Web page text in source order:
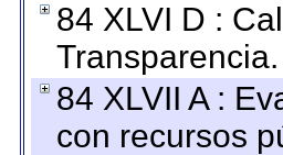
84 XLVI D :
Transparencia.
84 XLVII A :
con recursos